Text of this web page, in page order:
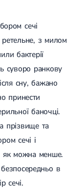
сечі
ретельне, з милом
бактерії
суворо ранкову
сну, бажано
принести
баночці.
прізвище та
сечі і
як можна менше.
в
сечі.